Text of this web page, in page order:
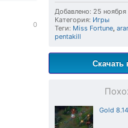
Добавлено: 25
Категория: Игры
Теги: Miss Fortune,
pentakill
Скачать
Gold
0